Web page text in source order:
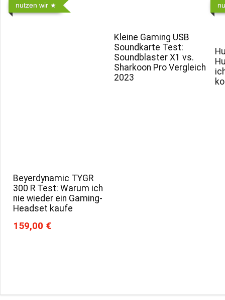
nutzen wir
Beyerdynamic TYGR
300 R Test: Warum ich
nie wieder ein Gaming-
Headset kaufe
159,00 €
Kleine Gaming USB
Soundkarte Test:
Soundblaster X1 vs.
Sharkoon Pro Vergleich
2023